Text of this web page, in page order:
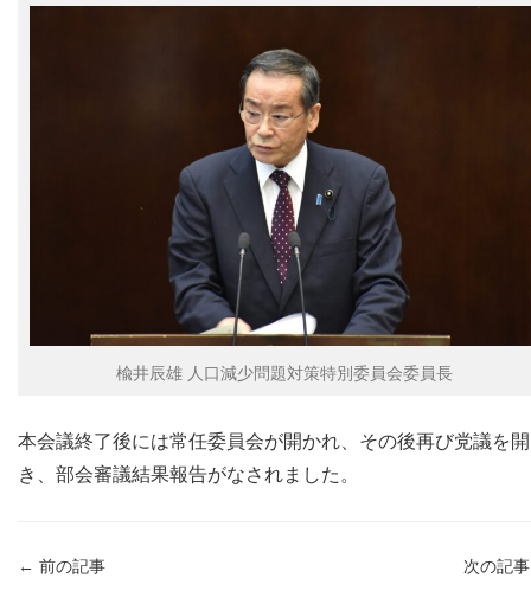
楡井辰雄 人口減少問題対策特別委員会委員長
本会議終了後には常任委員会が開かれ、その後再び党議を開
き、部会審議結果報告がなされました。
← 前の記事 次の記